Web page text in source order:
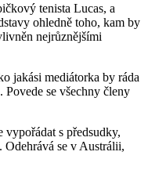
tenista Lucas, a
ohledně toho, kam by
nejrůznějšími
jakási mediátorka by ráda
se všechny členy
vypořádat s předsudky,
Odehrává se v Austrálii,